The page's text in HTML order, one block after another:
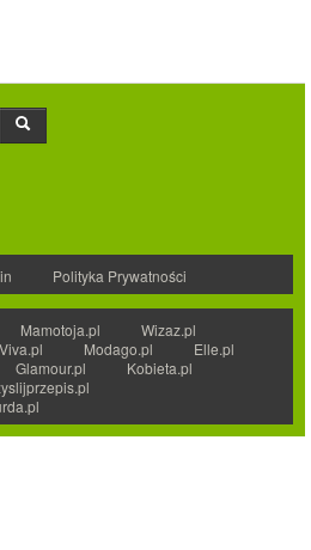
Polityka Prywatności
Mamotoja.pl
Wizaz.pl
Viva.pl Modago.pl
Elle.pl
Glamour.pl
Kobieta.pl